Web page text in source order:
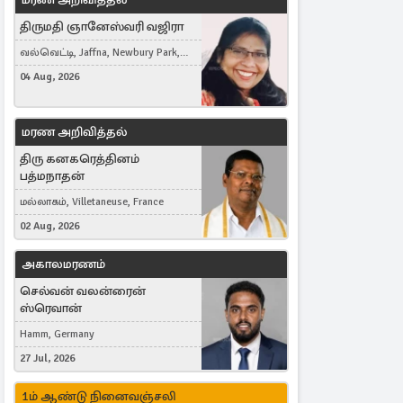
திருமதி ஞானேஸ்வரி வஜிரா
வல்வெட்டி, Jaffna, Newbury Park,
United Kingdom
04 Aug, 2026
மரண அறிவித்தல்
திரு கனகரெத்தினம்
பத்மநாதன்
மல்லாகம், Villetaneuse, France
02 Aug, 2026
அகாலமரணம்
செல்வன் வலன்ரைன்
ஸ்ரெவான்
Hamm, Germany
27 Jul, 2026
1ம் ஆண்டு நினைவஞ்சலி